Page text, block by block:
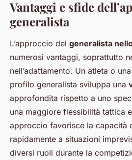
Vantaggi e sfide
generalista
L’approccio del generalista
numerosi vantaggi, soprattutto
nell’adattamento. Un atleta o
profilo generalista sviluppa una
approfondita rispetto a uno
una maggiore flessibilità tattica
approccio favorisce la capacità
rapidamente a situazioni
diversi ruoli durante la